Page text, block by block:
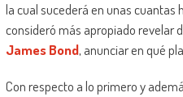
la cual sucederá en unas cuantas
consideró más apropiado revelar
James Bond, anunciar en qué
Con respecto a lo primero y